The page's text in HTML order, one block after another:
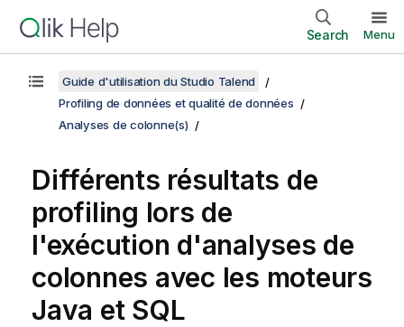
Search Menu
Guide d'utilisation du Studio Talend
Profiling de données et qualité de données
Analyses de colonne(s)
Différents résultats de
profiling lors de
l'exécution d'analyses de
colonnes avec les moteurs
Java et SQL